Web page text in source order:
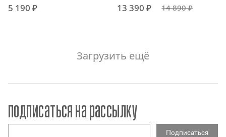
5 190 ₽ 13 390 ₽ 14 890 ₽
Загрузить ещё
подписаться на рассылку